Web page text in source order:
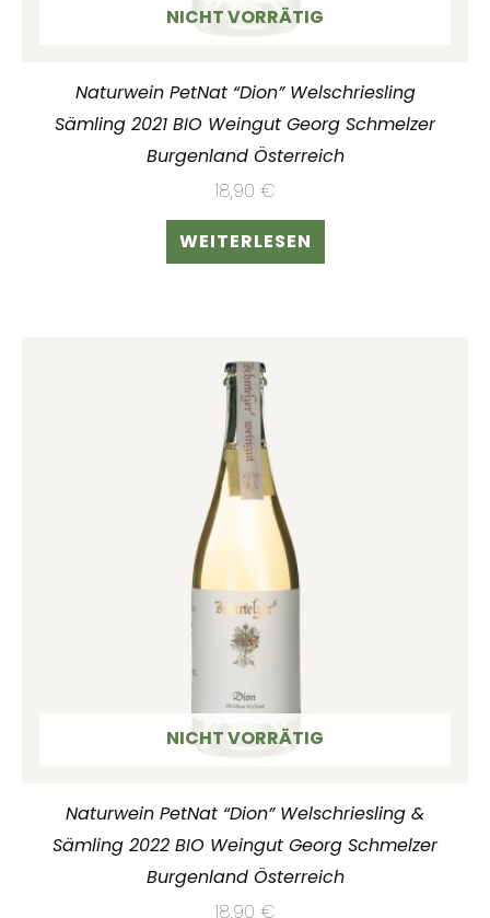
NICHT VORRÄTIG
Naturwein PetNat “Dion” Welschriesling
Sämling 2021 BIO Weingut Georg Schmelzer
Burgenland Österreich
18,90 €
WEITERLESEN
NICHT VORRÄTIG
Naturwein PetNat “Dion” Welschriesling &
Sämling 2022 BIO Weingut Georg Schmelzer
Burgenland Österreich
18,90 €